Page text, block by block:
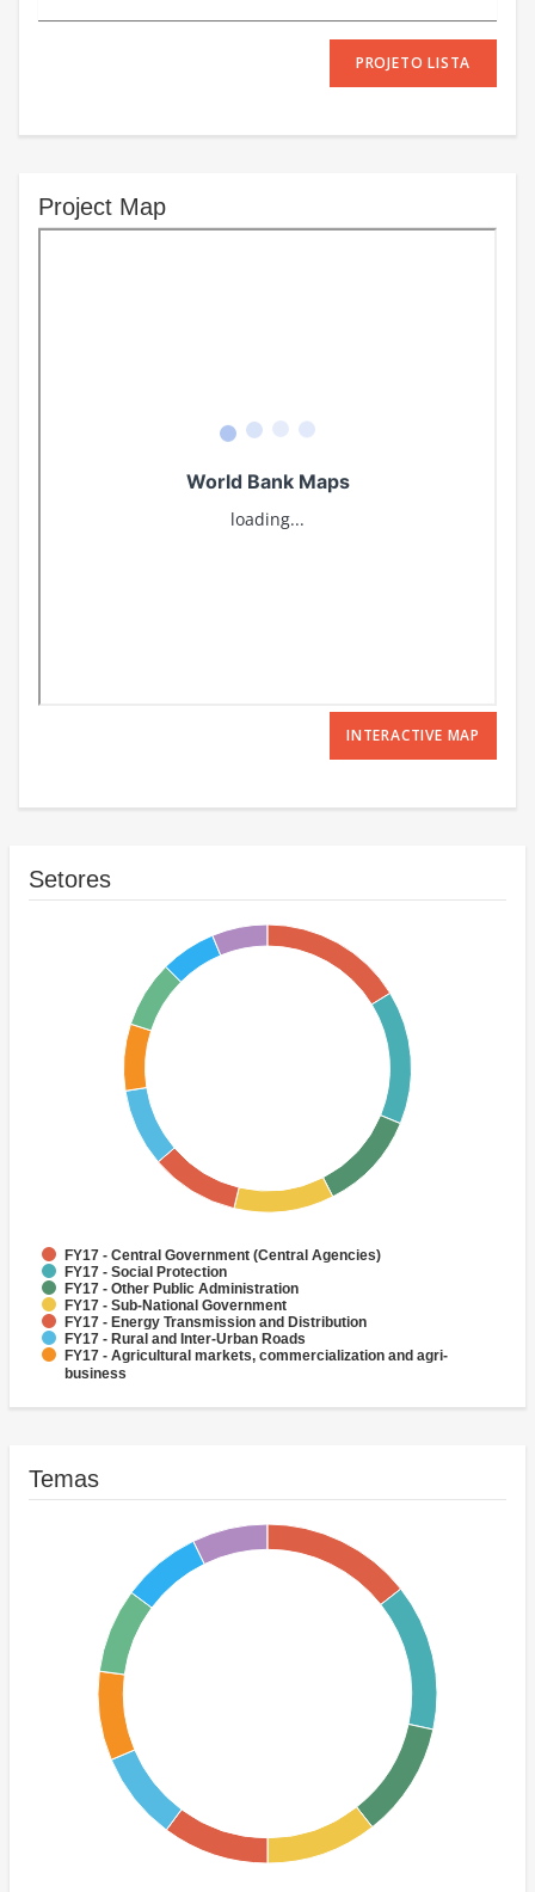
PROJETO LISTA
Project Map
INTERACTIVE MAP
Setores
FY17 - Central Government (Central Agencies)
FY17 - Social Protection
FY17 - Other Public Administration
FY17 - Sub-National Government
FY17 - Energy Transmission and Distribution
FY17 - Rural and Inter-Urban Roads
FY17 - Agricultural markets, commercialization and agri-
business
FY17 - Mining
Temas